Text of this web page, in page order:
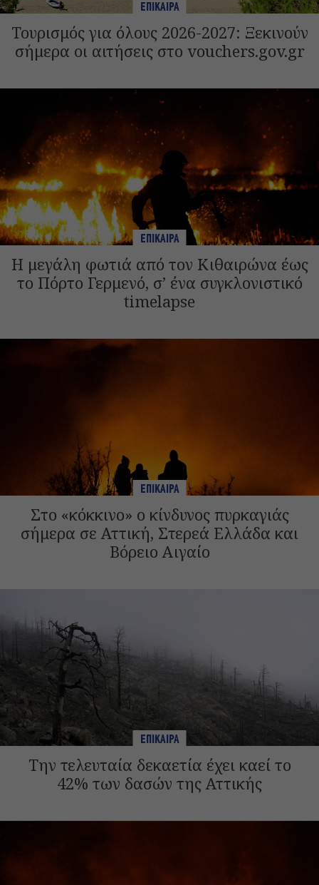
ΕΠΙΚΑΙΡΑ
Τουρισμός για όλους 2026-2027: Ξεκινούν
σήμερα οι αιτήσεις στο vouchers.gov.gr
ΕΠΙΚΑΙΡΑ
Η μεγάλη φωτιά από τον Κιθαιρώνα έως
το Πόρτο Γερμενό, σ’ ένα συγκλονιστικό
timelapse
ΕΠΙΚΑΙΡΑ
Στο «κόκκινο» ο κίνδυνος πυρκαγιάς
σήμερα σε Αττική, Στερεά Ελλάδα και
Βόρειο Αιγαίο
ΕΠΙΚΑΙΡΑ
Την τελευταία δεκαετία έχει καεί το
42% των δασών της Αττικής